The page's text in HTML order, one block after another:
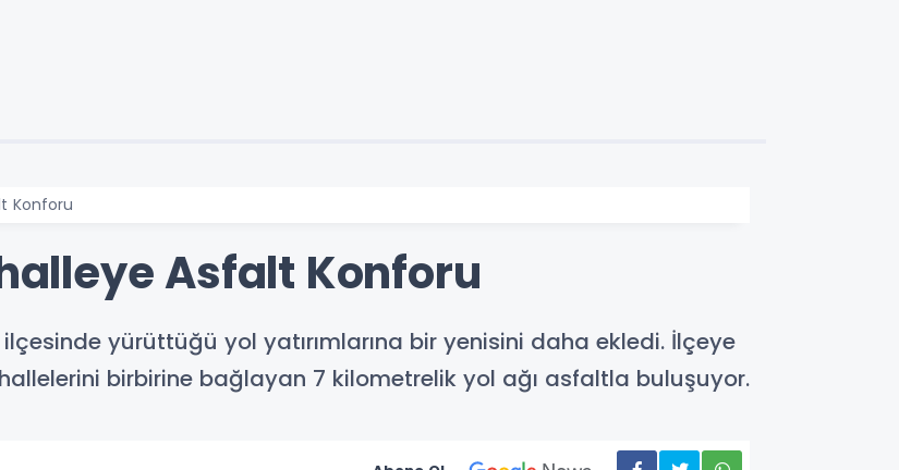
Konforu
Asfalt Konforu
yürüttüğü yol yatırımlarına bir yenisini daha ekledi. İlçeye
birbirine bağlayan 7 kilometrelik yol ağı asfaltla buluşuyor.